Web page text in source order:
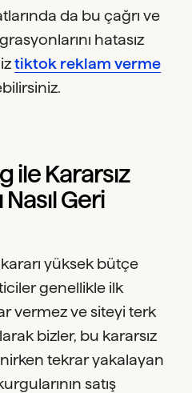
da bu çağrı ve
hatasız
tiktok reklam verme
ile Kararsız
Nasıl Geri
yüksek bütçe
genellikle ilk
vermez ve siteyi terk
bizler, bu kararsız
tekrar yakalayan
satış